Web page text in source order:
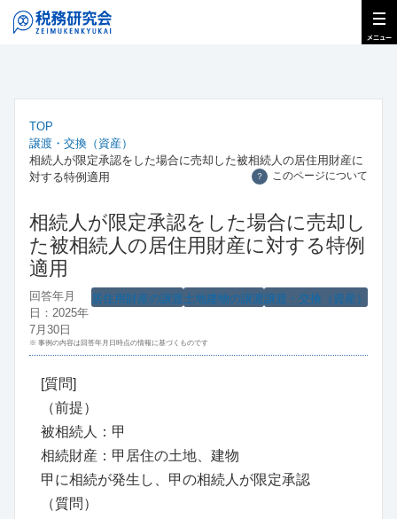
TOP
譲渡・交換（資産）
相続人が限定承認をした場合に売却した被相続人の居住用財産に
対する特例適用
？ このページについて
相続人が限定承認をした場合に売却し
た被相続人の居住用財産に対する特例
適用
譲渡・交換（資産）
土地建物の譲渡
居住用財産の譲渡
回答年月
日：2025年
7月30日
※ 事例の内容は回答年月日時点の情報に基づくものです
[質問]
（前提）
被相続人：甲
相続財産：甲居住の土地、建物
甲に相続が発生し、甲の相続人が限定承認
（質問）